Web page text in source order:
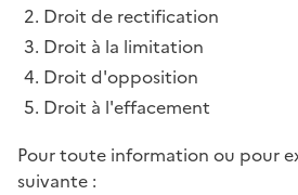
Droit de rectification
Droit à la limitation
Droit d'opposition
Droit à l'effacement
Pour toute information ou pour
suivante :